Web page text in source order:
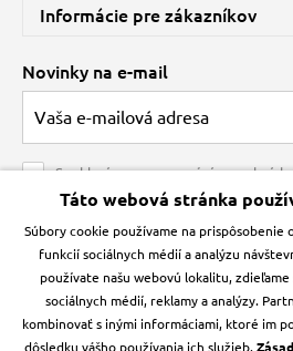
Predajňa a sklad Kbely
Bohužiaľ, momentálne máme
Informácie pre zákazníkov
O spoločnosti
Veľkoobchod
Obchodné podmienky
Kontakt
Podmienky ochrany osobných
Zásady používanie cookies a
Novinky na e-mail
Souhlasím se zpracováním
ochrany osobních údajů
Krmiva Pučálka na sociálnych
Instagran Facebook
Táto webová stránka
Súbory cookie používame na prispôsobenie
funkcií sociálnych médií a analýzu
používate našu webovú lokalitu,
sociálnych médií, reklamy a analýzy.
kombinovať s inými informáciami, ktoré im
dôsledku vášho používania ich služieb.